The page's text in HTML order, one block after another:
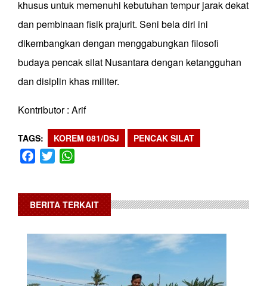
khusus untuk memenuhi kebutuhan tempur jarak dekat
dan pembinaan fisik prajurit. Seni bela diri ini
dikembangkan dengan menggabungkan filosofi
budaya pencak silat Nusantara dengan ketangguhan
dan disiplin khas militer.
Kontributor : Arif
TAGS KOREM 081/DSJ PENCAK SILAT
Facebook
Twitter
BERITA TERKAIT